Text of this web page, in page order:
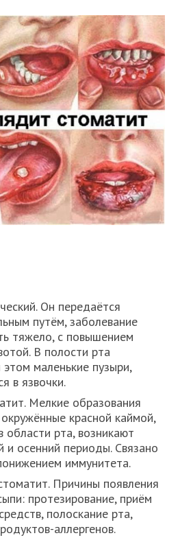
Он передаётся
путём, заболевание
тяжело, с повышением
В полости рта
маленькие пузыри,
в язвочки.
Мелкие образования
красной каймой,
рта, возникают
и осенний периоды. Связано
иммунитета.
Причины появления
протезирование, приём
полоскание рта,
аллергенов.